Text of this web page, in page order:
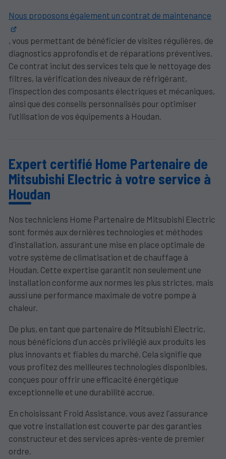
Nous proposons également un contrat de maintenance
, vous permettant de bénéficier de visites régulières, de
diagnostics approfondis et de réparations préventives.
Ce contrat inclut des services tels que le nettoyage des
filtres, la vérification des niveaux de réfrigérant,
l'inspection des composants électriques et mécaniques,
ainsi que des conseils personnalisés pour optimiser
l'utilisation de vos équipements à Houdan.
Expert certifié Home Partenaire de
Mitsubishi Electric à votre service à
Houdan
Nos techniciens Home Partenaire de Mitsubishi Electric
sont formés aux dernières technologies et méthodes
d'installation, assurant une mise en place optimale de
votre système de climatisation et de chauffage à
Houdan. Cette expertise garantit non seulement une
installation conforme aux normes les plus strictes, mais
aussi une performance maximale de votre pompe à
chaleur.
De plus, en tant que partenaire de Mitsubishi Electric,
nous bénéficions d'un accès privilégié aux produits les
plus innovants et fiables du marché. Cela signifie que
vous profitez des meilleures technologies disponibles,
conçues pour offrir une efficacité énergétique
exceptionnelle et une durabilité accrue.
En choisissant Froid Assistance, vous avez l'assurance
que votre installation est couverte par des garanties
constructeur et des services après-vente de premier
ordre.